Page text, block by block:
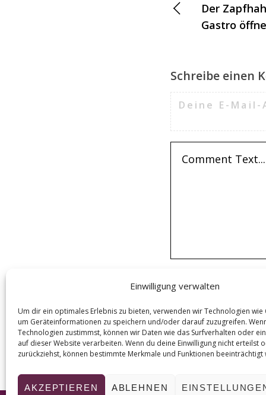
Einwilligung verwalten
Um dir ein optimales Erlebnis zu bieten, verwenden wir Technologien wie
um Geräteinformationen zu speichern und/oder darauf zuzugreifen.
Technologien zustimmst, können wir Daten wie das Surfverhalten oder
auf dieser Website verarbeiten. Wenn du deine Einwilligung nicht erteilst
zurückziehst, können bestimmte Merkmale und Funktionen beeinträchtigt
AKZEPTIEREN ABLEHNEN
Der
Gastro
Schreibe einen
Deine E-